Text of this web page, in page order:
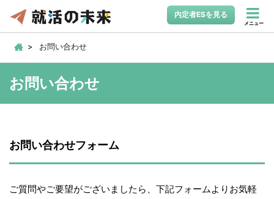
内定者ESを見る
メニュー
お問い合わせ
お問い合わせ
お問い合わせフォーム
ご質問やご要望がございましたら、下記フォームよりお気軽